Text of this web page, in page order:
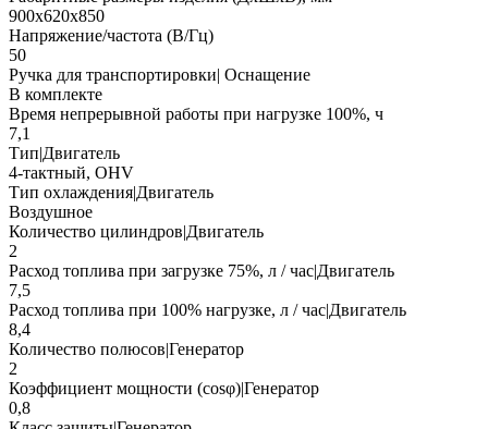
900х620х850
Напряжение/частота (В/Гц)
50
Ручка для транспортировки| Оснащение
В комплекте
Время непрерывной работы при нагрузке 100%, ч
7,1
Тип|Двигатель
4-тактный, OHV
Тип охлаждения|Двигатель
Воздушное
Количество цилиндров|Двигатель
2
Расход топлива при загрузке 75%, л / час|Двигатель
7,5
Расход топлива при 100% нагрузке, л / час|Двигатель
8,4
Количество полюсов|Генератор
2
Коэффициент мощности (cosφ)|Генератор
0,8